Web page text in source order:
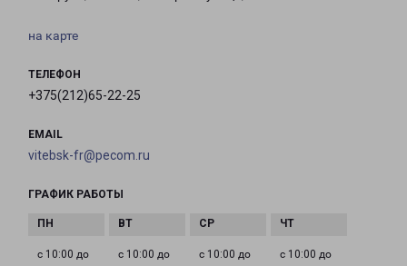
на карте
ТЕЛЕФОН
+375(212)65-22-25
EMAIL
vitebsk-fr@pecom.ru
ГРАФИК РАБОТЫ
с 10:00 до
с 10:00 до
с 10:00 до
с 10:00 до